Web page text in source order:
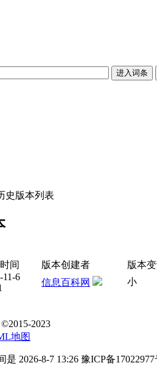
史版本列表
间 版本创建者
版本
11-6
信息百科网 小
2023
地图
2026-8-7 13:26 豫ICP备17022977